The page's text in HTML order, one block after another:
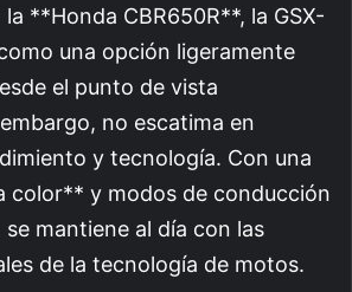
**Honda CBR650R**, la GSX-
una opción ligeramente
el punto de vista
no escatima en
y tecnología. Con una
color** y modos de conducción
mantiene al día con las
de la tecnología de motos.